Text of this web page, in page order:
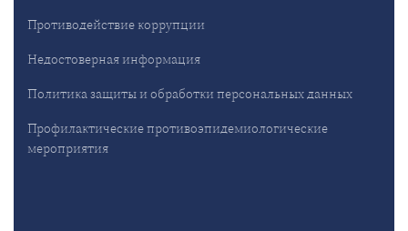
Противодействие коррупции
Недостоверная информация
Политика защиты и обработки персональных данных
Профилактические противоэпидемиологические
мероприятия